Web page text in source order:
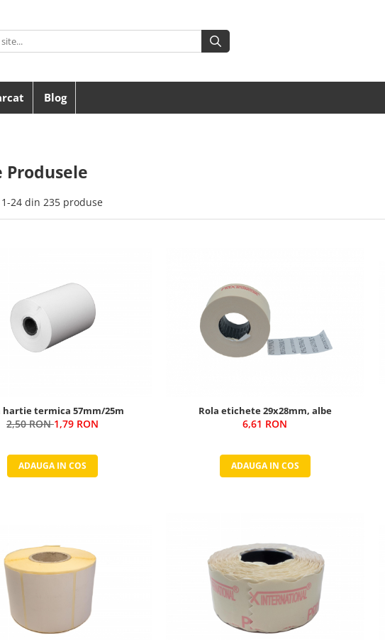
Blog
Produsele
1-24 din 235 produse
hartie termica 57mm/25m
2,50 RON1,79 RON
ADAUGA IN COS
Rola etichete 29x28mm, albe
6,61 RON
ADAUGA IN COS